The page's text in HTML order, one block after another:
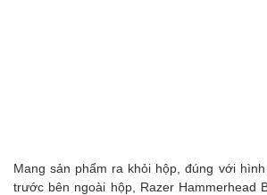
Mang sản phẩm ra khỏi hộp, đúng với
trước bên ngoài hộp, Razer Hammerhead